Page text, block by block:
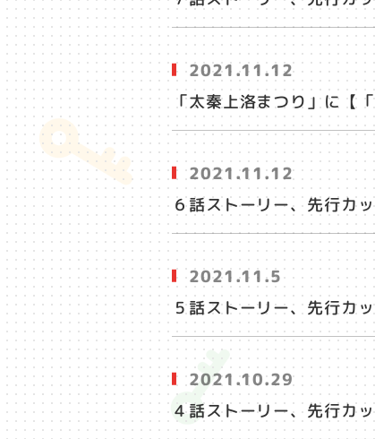
2021.11.12
「太秦上洛まつり」に【
2021.11.12
６話ストーリー、先行カ
2021.11.5
５話ストーリー、先行カ
2021.10.29
４話ストーリー、先行カ